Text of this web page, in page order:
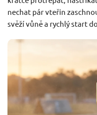
nechat pár vteřin
svěží vůně a rychlý start